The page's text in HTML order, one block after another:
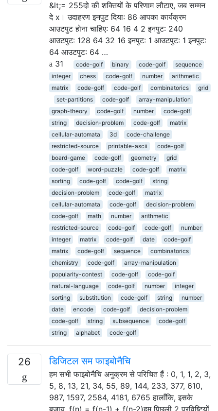
&lt;= 255दो की शक्तियों के परिणाम लौटाए, जब सम्मन
दे x। उदाहरण इनपुट दिया: 86 आपका कार्यक्रम
आउटपुट होना चाहिए: 64 16 4 2 इनपुट: 240
आउटपुट: 128 64 32 16 इनपुट: 1 आउटपुट: 1 इनपुट:
64 आउटपुट: 64 …
31
code-golf binary code-golf
sequence
integer
chess code-golf number
arithmetic
matrix
code-golf code-golf combinatorics
grid
set-partitions
code-golf
array-manipulation
graph-theory
code-golf number
code-golf
string
decision-problem code-golf
matrix
cellular-automata
3d
code-challenge
restricted-source
printable-ascii
code-golf
board-game
code-golf geometry
grid
code-golf
word-puzzle code-golf
matrix
sorting
code-golf code-golf
string
decision-problem
code-golf
matrix
cellular-automata
code-golf
decision-problem
code-golf
math number
arithmetic
restricted-source
code-golf code-golf
number
integer
matrix code-golf date
code-golf
matrix
code-golf sequence
combinatorics
chemistry
code-golf
array-manipulation
popularity-contest
code-golf
code-golf
natural-language
code-golf number
integer
sorting
substitution code-golf string
number
date
encode code-golf
decision-problem
code-golf
string subsequence
code-golf
string
alphabet code-golf
26 डिजिटल सम फाइबोनैचि
हम सभी फाइबोनैचि अनुक्रम से परिचित हैं : 0, 1, 1, 2, 3,
5, 8, 13, 21, 34, 55, 89, 144, 233, 377, 610,
987, 1597, 2584, 4181, 6765 हालाँकि, इसके
बजाय, f(n) = f(n-1) + f(n-2)हम पिछली 2 प्रविष्टियों